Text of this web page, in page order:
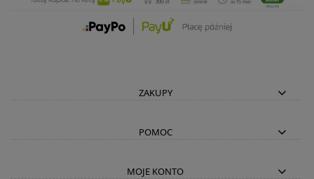
ZAKUPY
POMOC
MOJE KONTO